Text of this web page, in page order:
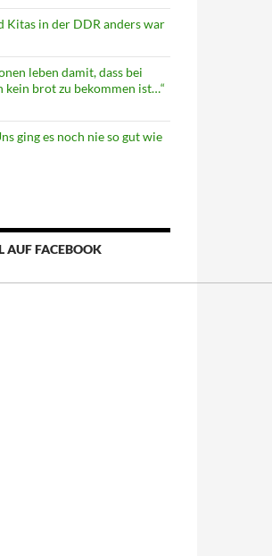
Kitas in der DDR anders war
leben damit, dass bei
kein brot zu bekommen ist…“
ging es noch nie so gut wie
AUF FACEBOOK